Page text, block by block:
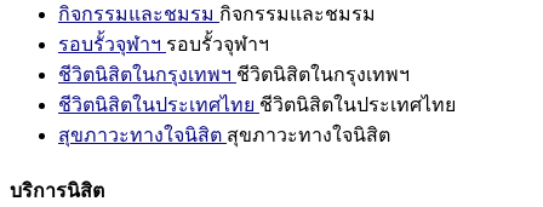
กิจกรรมและชมรม กิจกรรมและชมรม
รอบรั้วจุฬาฯ รอบรั้วจุฬาฯ
ชีวิตนิสิตในกรุงเทพฯ ชีวิตนิสิตในกรุงเทพฯ
ชีวิตนิสิตในประเทศไทย ชีวิตนิสิตในประเทศไทย
สุขภาวะทางใจนิสิต สุขภาวะทางใจนิสิต
บริการนิสิต